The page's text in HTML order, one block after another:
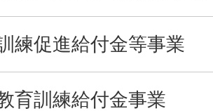
練促進給付金等事業
育訓練給付金事業